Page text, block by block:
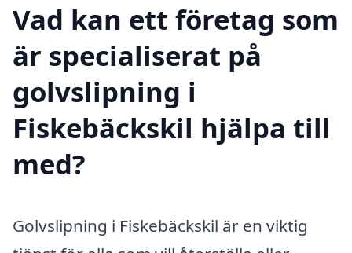
Vad kan ett företag som
är specialiserat på
golvslipning i
Fiskebäckskil hjälpa till
med?
Golvslipning i Fiskebäckskil är en viktig